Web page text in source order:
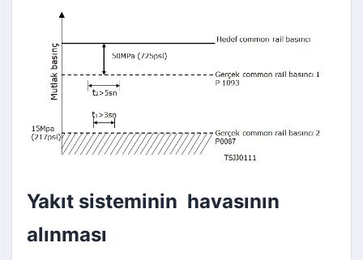
Yakıt sisteminin havasının
alınması